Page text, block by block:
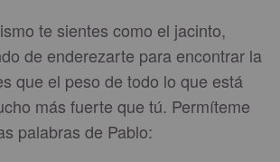
te sientes como el jacinto,
de enderezarte para encontrar la
que el peso de todo lo que está
más fuerte que tú. Permíteme
palabras de Pablo: